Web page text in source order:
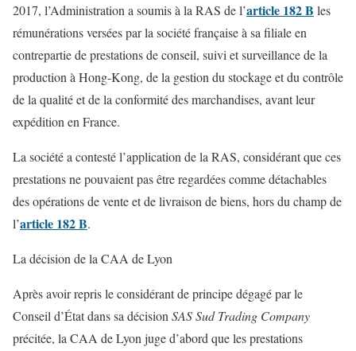
2017, l’Administration a soumis à la RAS de l’article 182 B les
rémunérations versées par la société française à sa filiale en
contrepartie de prestations de conseil, suivi et surveillance de la
production à Hong-Kong, de la gestion du stockage et du contrôle
de la qualité et de la conformité des marchandises, avant leur
expédition en France.
La société a contesté l’application de la RAS, considérant que ces
prestations ne pouvaient pas être regardées comme détachables
des opérations de vente et de livraison de biens, hors du champ de
l’article 182 B.
La décision de la CAA de Lyon
Après avoir repris le considérant de principe dégagé par le
Conseil d’État dans sa décision SAS Sud Trading Company
précitée, la CAA de Lyon juge d’abord que les prestations